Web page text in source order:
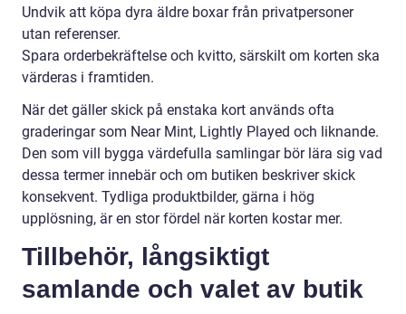
Undvik att köpa dyra äldre boxar från privatpersoner
utan referenser.
Spara orderbekräftelse och kvitto, särskilt om korten ska
värderas i framtiden.
När det gäller skick på enstaka kort används ofta
graderingar som Near Mint, Lightly Played och liknande.
Den som vill bygga värdefulla samlingar bör lära sig vad
dessa termer innebär och om butiken beskriver skick
konsekvent. Tydliga produktbilder, gärna i hög
upplösning, är en stor fördel när korten kostar mer.
Tillbehör, långsiktigt
samlande och valet av butik